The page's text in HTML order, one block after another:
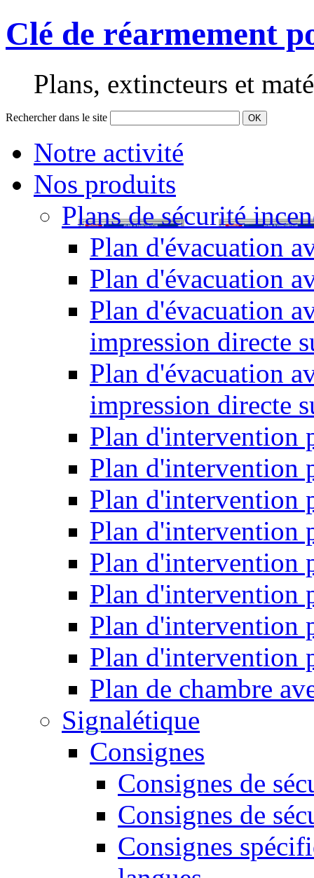
Clé de réarmement
Plans, extincteurs et
Rechercher dans le site OK
Notre activité
Nos produits
Plans de sécurité
Plan d'évacuation
Plan d'évacuation
Plan d'évacuation
impression directe
Plan d'évacuation
impression directe
Plan d'intervention
Plan d'intervention
Plan d'intervention
Plan d'intervention
Plan d'intervention
Plan d'intervention
Plan d'intervention
Plan d'intervention
Plan de chambre
Signalétique
Consignes
Consignes de
Consignes de
Consignes